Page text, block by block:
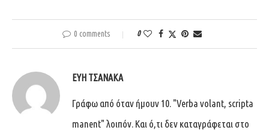
0 comments 0
ΕΎΗ ΤΣΑΝΆΚΑ
Γράφω από όταν ήμουν 10. "Verba volant, scripta
manent" λοιπόν. Και ό,τι δεν καταγράφεται στο